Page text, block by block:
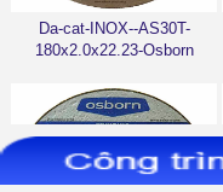
Da-cat-INOX--AS30T-
180x2.0x22.23-Osborn